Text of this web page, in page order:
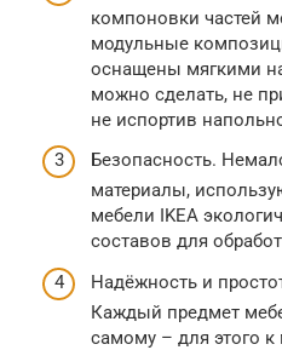
компоновки частей
модульные
оснащены мягкими
можно сделать, не
не испортив
Безопасность.
материалы,
мебели IKEA
составов для
Надёжность и
Каждый предмет
самому – для этого к